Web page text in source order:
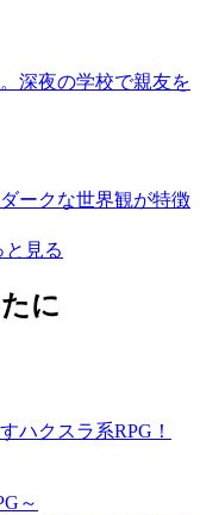
深夜の学校で親友を
ークな世界観が特徴
と見る
に
ハクスラ系RPG！
～